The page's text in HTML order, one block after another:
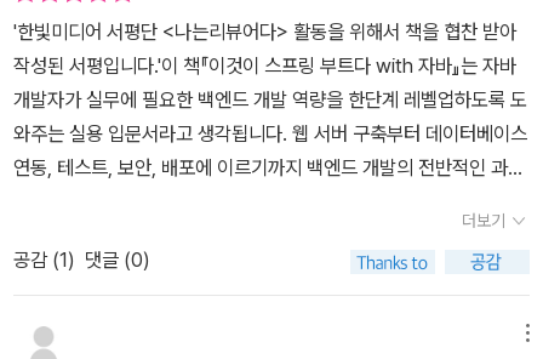
'한빛미디어 서평단 <나는리뷰어다> 활동을 위해서 책을 협찬 받아
작성된 서평입니다.'이 책『이것이 스프링 부트다 with 자바』는 자바
개발자가 실무에 필요한 백엔드 개발 역량을 한단계 레벨업하도록 도
와주는 실용 입문서라고 생각됩니다. 웹 서버 구축부터 데이터베이스
연동, 테스트, 보안, 배포에 이르기까지 백엔드 개발의 전반적인 과정
신 챗GPT 연동까지 실제 현장에서 자주 활용되는 기술들을 중심으
로 실습을 진행합니다.스프링 부트는 프로젝트에서 개발자가 복잡한
설정보다는 핵심 비즈니스 로직 구현에 집중할 수 있도록 돕는 핵심
적인 역할을 하고있으며, 이 책은 이러한 스프링 부트의 강력한 자동
더보기
공감 (1) 댓글 (0)